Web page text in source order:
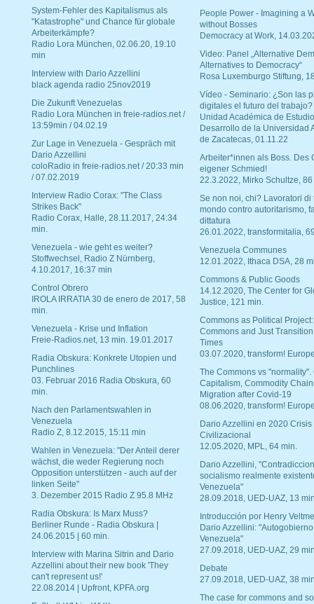
System-Fehler des Kapitalismus als
"Katastrophe" und Chance für globale
Arbeiterkämpfe?
Radio Lora München, 02.06.20, 19:10
min
Interview with Dario Azzellini
black agenda radio 25nov2019
Die Zukunft Venezuelas
Radio Lora München in freie-radios.net /
13:59min / 04.02.19
Zur Lage in Venezuela - Gespräch mit
Dario Azzellini
coloRadio in freie-radios.net / 20:33 min
/ 07.02.2019
Interview Radio Corax: "The Class
Strikes Back"
Radio Corax, Halle, 28.11.2017, 24:34
min.
Venezuela - wie geht es weiter?
Stoffwechsel, Radio Z Nürnberg,
4.10.2017, 16:37 min
Control Obrero
IROLA IRRATIA 30 de enero de 2017, 58
min.
Venezuela - Krise und Inflation
Freie-Radios.net, 13 min. 19.01.2017
Radia Obskura: Konkrete Utopien und
Punchlines
03. Februar 2016 Radia Obskura, 60
min.
Nach den Parlamentswahlen in
Venezuela
Radio Z, 8.12.2015, 15:11 min
Wahlen in Venezuela: "Der Anteil derer
wächst, die weder Regierung noch
Opposition unterstützen - auch auf der
linken Seite"
3. Dezember 2015 Radio Z 95.8 MHz
Radia Obskura: Is Marx Muss?
Berliner Runde - Radia Obskura |
24.06.2015 | 60 min.
Interview with Marina Sitrin and Dario
Azzellini about their new book 'They
can't represent us!'
22.08.2014 | Upfront, KPFA.org
People Power - Imagining a
without Bosses
Democracy at Work,
Video: Panel „Alternative
Alternatives to Democracy“
Rosa Luxemburgo Stiftung,
Vídeo - Seminario: ¿Son las
digitales el futuro del trabajo?
Unidad Académica de
Desarrollo de la Universidad
de Zacatecas, 01.11.22
Arbeiter*innen als Boss. Des
eigener Schmied!
22.3.2022, Mirko Schultze, 86
Se non noi, chi? Lavoratori di
mondo contro autoritarismo,
dittatura
26.01.2022, transformitalia,
Venezuela Communes
12.01.2022, Ithaca DSA, 28
Commons & Public Goods
14.12.2020, The Center for
Justice, 121 min.
Commons as Political Project:
Commons and Just
Times
03.07.2020, transform!
The Commons vs "normality".
Capitalism, Commodity
Migration after Covid-19
08.06.2020, transform!
Dario Azzellini en 2020 Crisis
Civilizacional
12.05.2020, MPL, 64 min.
Dario Azzellini,
socialismo realmente
Venezuela"
28.09.2018, UED-UAZ, 13
Introducción por Henry
Dario Azzellini:
Venezuela"
27.09.2018, UED-UAZ, 29
Debate
27.09.2018, UED-UAZ, 38
The case for commons and